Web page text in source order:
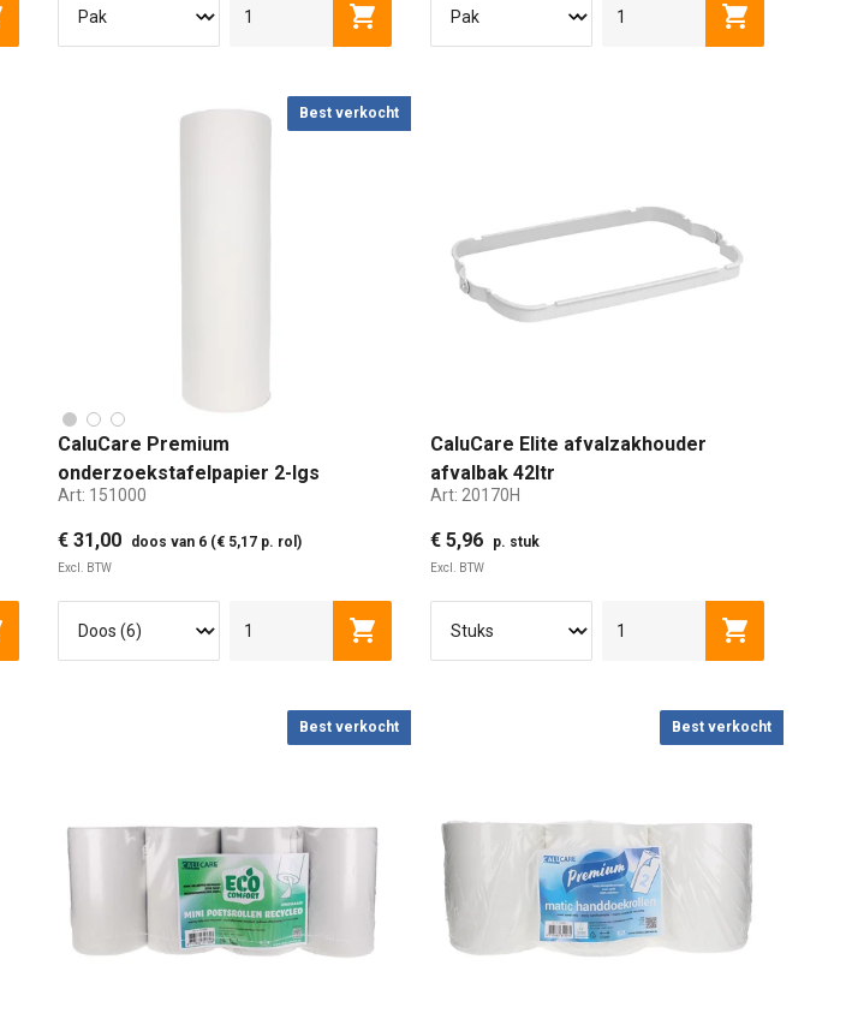
Toevoegen aan winkelwagen Toevoegen aan winkelwagen Toevoegen
Toevoegen aan winkelwagen
Best verkocht
CaluCare Premium
onderzoekstafelpapier 2-lgs
cellulose 45cm x 100mtr
Art: 151000
€ 31,00 doos van 6 (€ 5,17 p. rol)
Excl. BTW
Toevoegen aan winkelwagen
CaluCare Elite afvalzakhouder
afvalbak 42ltr
Art: 20170H
€ 5,96 p. stuk
Excl. BTW
Toevoegen
Best verkocht Best verkocht